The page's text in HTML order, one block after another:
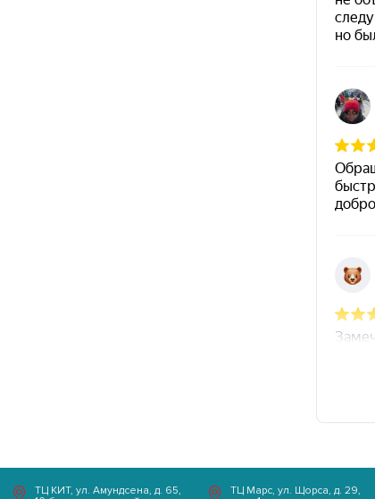
Часы работы
Часы работы
Пн-Пт с 10:00 - 21:00
ТЦ КИТ, ул. Амундсена, д. 65,
ТЦ Марс, ул. Щорса, д. 29,